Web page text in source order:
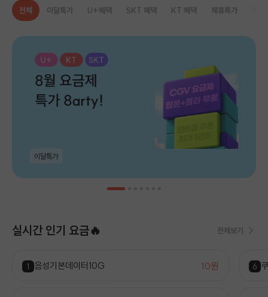
전체 이달특가 U+혜택 SKT 혜택 KT 혜택 제휴특가
이달특가
실시간 인기 요금🔥 전체보기
1 음성기본데이터10G 10원 6